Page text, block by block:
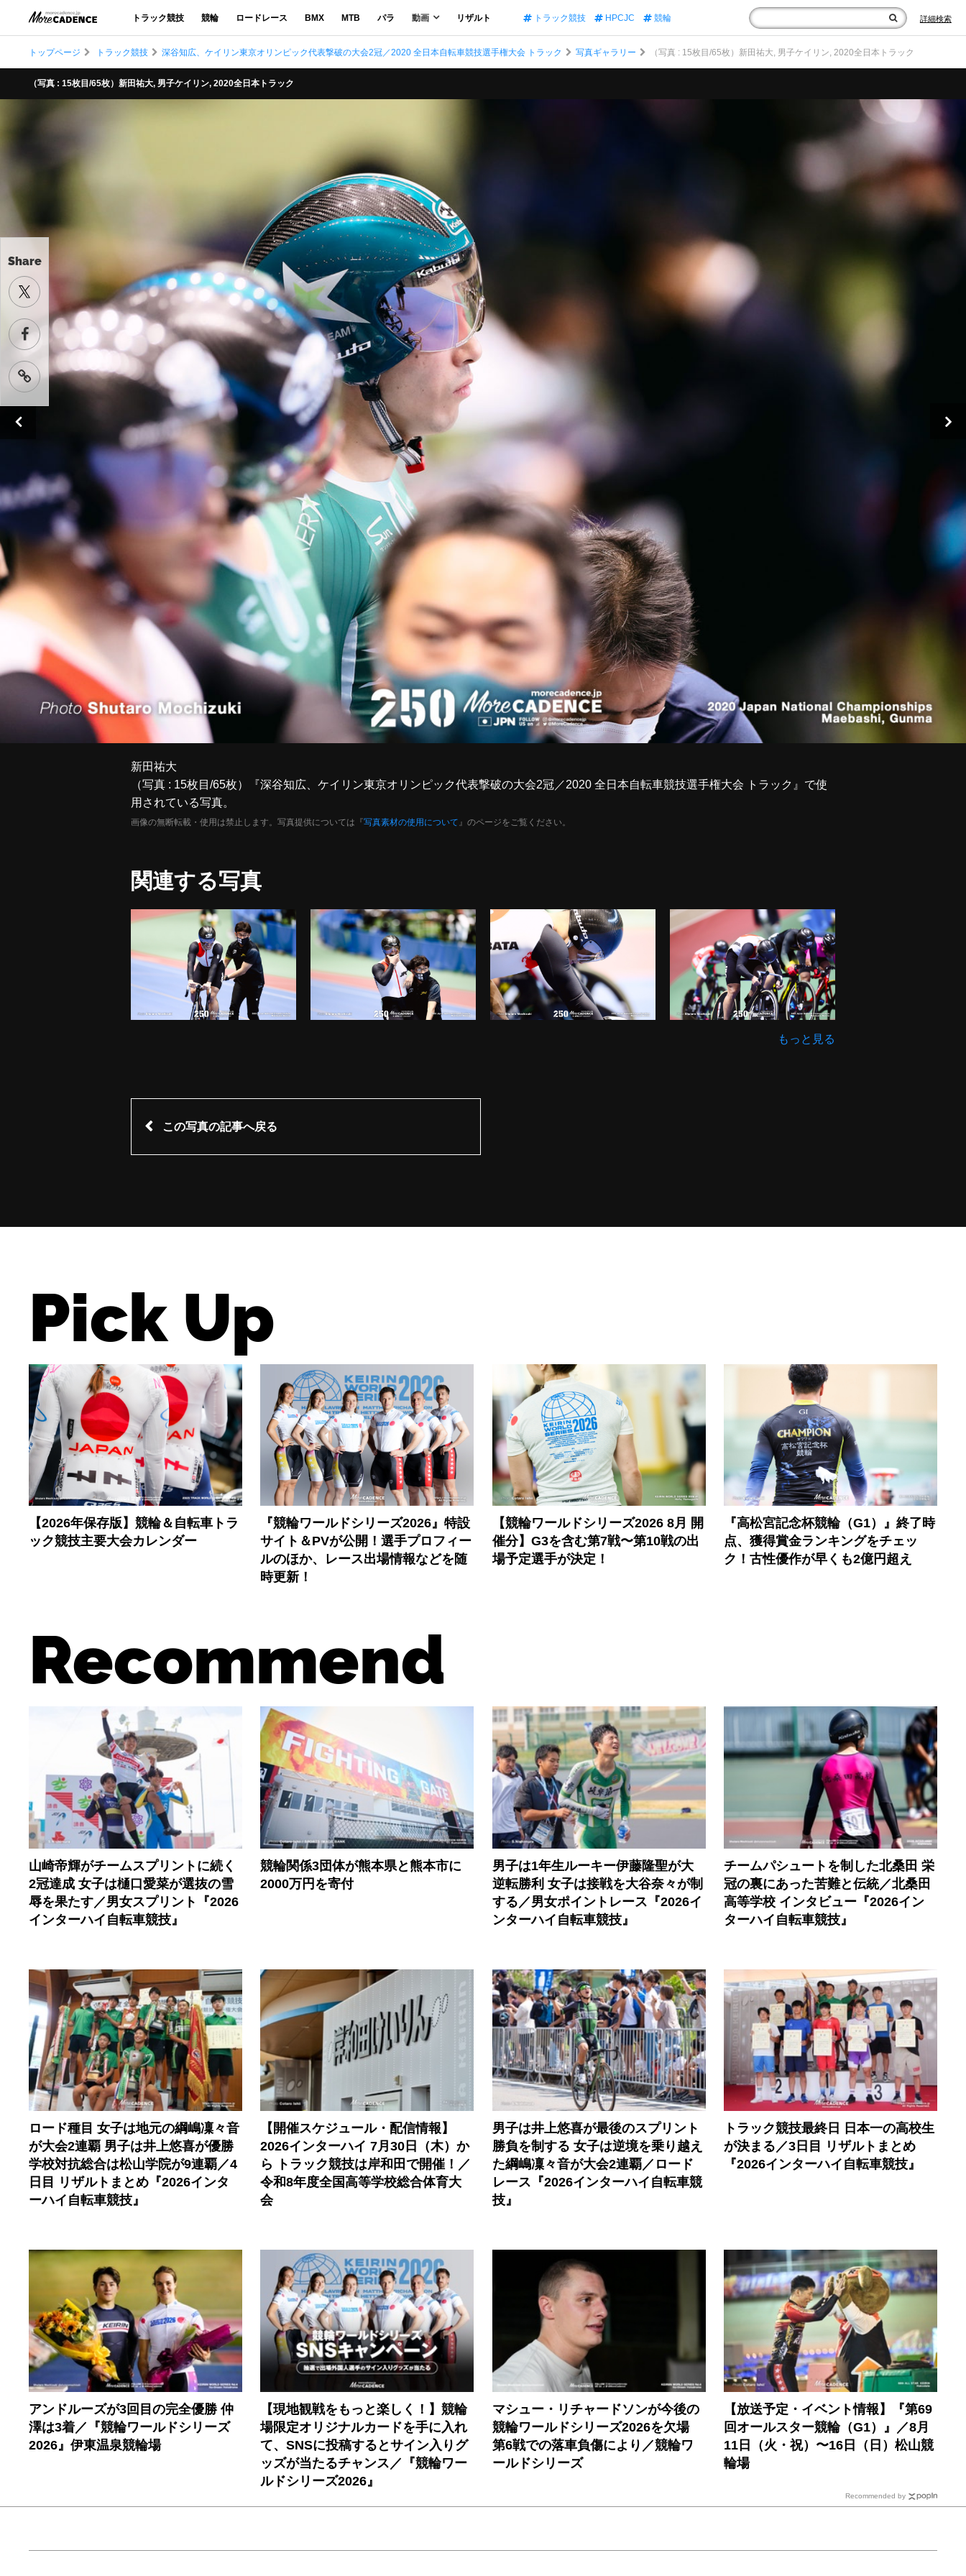
トラック競技 競輪 ロードレース BMX MTB パラ 動画 リザルト トラック競技 HPCJC 競輪 詳細検索
Share
トップページ トラック競技 深谷知広、ケイリン東京オリンピック代表撃破の大会2冠／2020 全日本自転車競技選手権大会 トラック 写真ギャラリー （写真 : 15枚目/65枚）新田祐大, 男子ケイリン, 2020全日本トラック
（写真 : 15枚目/65枚）新田祐大, 男子ケイリン, 2020全日本トラック
新田祐大
（写真 : 15枚目/65枚）『深谷知広、ケイリン東京オリンピック代表撃破の大会2冠／2020 全日本自転車競技選手権大会 トラック』で使
用されている写真。
画像の無断転載・使用は禁止します。写真提供については『写真素材の使用について 』のページをご覧ください。
関連する写真
もっと見る
この写真の記事へ戻る
Pick Up
【2026年保存版】競輪＆自転車トラ
ック競技主要大会カレンダー
『競輪ワールドシリーズ2026』特設
サイト＆PVが公開！選手プロフィー
ルのほか、レース出場情報などを随
時更新！
【競輪ワールドシリーズ2026 8月 開
催分】G3を含む第7戦〜第10戦の出
場予定選手が決定！
『高松宮記念杯競輪（G1）』終了時
点、獲得賞金ランキングをチェッ
ク！古性優作が早くも2億円超え
Recommend
山崎帝輝がチームスプリントに続く
2冠達成 女子は樋口愛菜が選抜の雪
辱を果たす／男女スプリント『2026
インターハイ自転車競技』
競輪関係3団体が熊本県と熊本市に
2000万円を寄付
男子は1年生ルーキー伊藤隆聖が大
逆転勝利 女子は接戦を大谷奈々が制
する／男女ポイントレース『2026イ
ンターハイ自転車競技』
チームパシュートを制した北桑田 栄
冠の裏にあった苦難と伝統／北桑田
高等学校 インタビュー『2026イン
ターハイ自転車競技』
ロード種目 女子は地元の綱嶋凜々音
が大会2連覇 男子は井上悠喜が優勝
学校対抗総合は松山学院が9連覇／4
日目 リザルトまとめ『2026インタ
ーハイ自転車競技』
【開催スケジュール・配信情報】
2026インターハイ 7月30日（木）か
ら トラック競技は岸和田で開催！／
令和8年度全国高等学校総合体育大
会
男子は井上悠喜が最後のスプリント
勝負を制する 女子は逆境を乗り越え
た綱嶋凜々音が大会2連覇／ロード
レース『2026インターハイ自転車競
技』
トラック競技最終日 日本一の高校生
が決まる／3日目 リザルトまとめ
『2026インターハイ自転車競技』
アンドルーズが3回目の完全優勝 仲
澤は3着／『競輪ワールドシリーズ
2026』伊東温泉競輪場
【現地観戦をもっと楽しく！】競輪
場限定オリジナルカードを手に入れ
て、SNSに投稿するとサイン入りグ
ッズが当たるチャンス／『競輪ワー
ルドシリーズ2026』
マシュー・リチャードソンが今後の
競輪ワールドシリーズ2026を欠場
第6戦での落車負傷により／競輪ワ
ールドシリーズ
【放送予定・イベント情報】『第69
回オールスター競輪（G1）』／8月
11日（火・祝）〜16日（日）松山競
輪場
Recommended by